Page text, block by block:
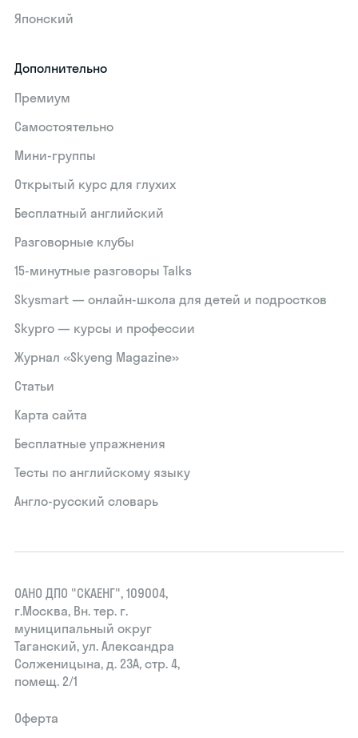
Японский
Дополнительно
Премиум
Самостоятельно
Мини-группы
Открытый курс для глухих
Бесплатный английский
Разговорные клубы
15‑минутные разговоры Talks
Skysmart — онлайн-школа для детей и подростков
Skypro — курсы и профессии
Журнал «Skyeng Magazine»
Статьи
Карта сайта
Бесплатные упражнения
Тесты по английскому языку
Англо-русский словарь
ОАНО ДПО "СКАЕНГ", 109004,
г.Москва, Вн. тер. г.
муниципальный округ
Таганский, ул. Александра
Солженицына, д. 23А, стр. 4,
помещ. 2/1
Оферта